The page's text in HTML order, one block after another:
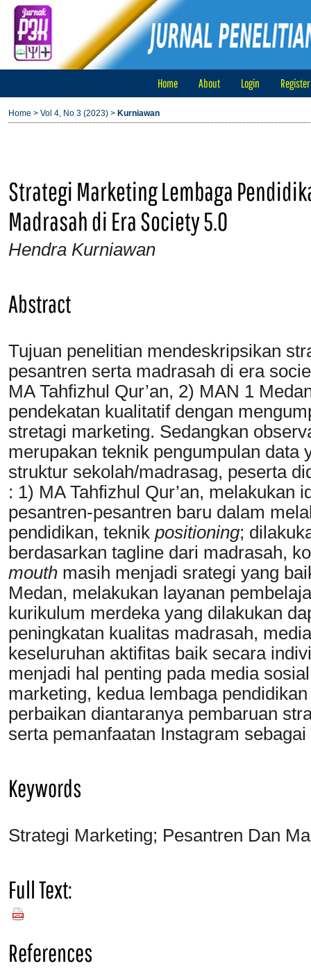
Home About Login Register
Home > Vol 4, No 3 (2023) > Kurniawan
Strategi Marketing Lembaga
Madrasah di Era Society 5.0
Hendra Kurniawan
Abstract
Tujuan penelitian mendeskripsikan
pesantren serta madrasah di era
MA Tahfizhul Qur’an, 2) MAN 1
pendekatan kualitatif dengan
stretagi marketing. Sedangkan
merupakan teknik pengumpulan data
struktur sekolah/madrasag, peserta
: 1) MA Tahfizhul Qur’an, melakukan
pesantren-pesantren baru dalam
pendidikan, teknik positioning;
berdasarkan tagline dari madrasah,
mouth masih menjadi srategi yang
Medan, melakukan layanan
kurikulum merdeka yang dilakukan
peningkatan kualitas madrasah,
keseluruhan aktifitas baik secara
menjadi hal penting pada media
marketing, kedua lembaga
perbaikan diantaranya pembaruan
serta pemanfaatan Instagram
Keywords
Strategi Marketing; Pesantren Dan
Full Text:
PDF
References